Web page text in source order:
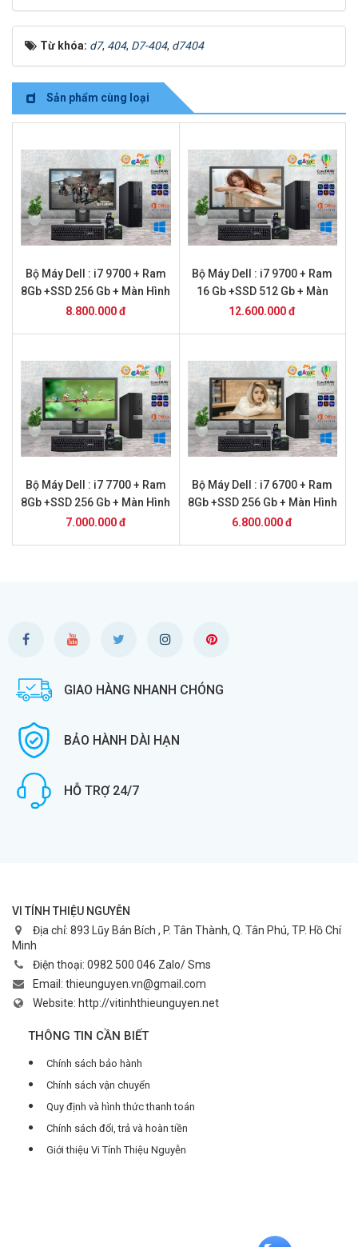
Từ khóa: d7, 404, D7-404, d7404
Sản phẩm cùng loại
Bộ Máy Dell : i7 9700 + Ram
8Gb +SSD 256 Gb + Màn Hình
20
8.800.000 đ
Bộ Máy Dell : i7 9700 + Ram
16 Gb +SSD 512 Gb + Màn
Hình 24
12.600.000 đ
Bộ Máy Dell : i7 7700 + Ram
8Gb +SSD 256 Gb + Màn Hình
20
7.000.000 đ
Bộ Máy Dell : i7 6700 + Ram
8Gb +SSD 256 Gb + Màn Hình
20
6.800.000 đ
GIAO HÀNG NHANH CHÓNG
BẢO HÀNH DÀI HẠN
HỖ TRỢ 24/7
VI TÍNH THIỆU NGUYỄN
Địa chỉ: 893 Lũy Bán Bích , P. Tân Thành, Q. Tân Phú, TP. Hồ Chí
Minh
Điện thoại: 0982 500 046 Zalo/ Sms
Email: thieunguyen.vn@gmail.com
Website: http://vitinhthieunguyen.net
THÔNG TIN CẦN BIẾT
Chính sách bảo hành
Chính sách vận chuyển
Quy định và hình thức thanh toán
Chính sách đổi, trả và hoàn tiền
Giới thiệu Vi Tính Thiệu Nguyễn